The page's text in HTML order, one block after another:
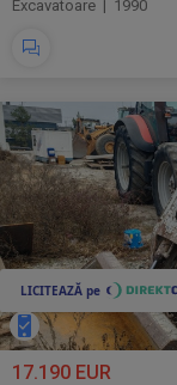
Excavatoare | 1990
17.190 EUR